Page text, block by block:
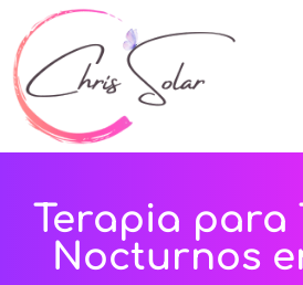
Terapia para
Nocturnos